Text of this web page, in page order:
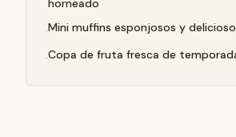
horneado
·Mini muffins esponjosos y
·Copa de fruta fresca de